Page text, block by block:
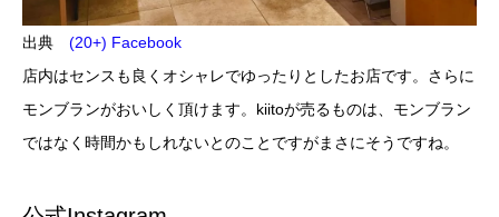
出典 (20+) Facebook
店内はセンスも良くオシャレでゆったりとしたお店です。さらに
モンブランがおいしく頂けます。kiitoが売るものは、モンブラン
ではなく時間かもしれないとのことですがまさにそうですね。